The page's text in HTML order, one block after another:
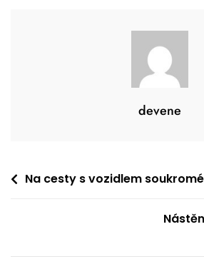
devene
Navigace
Na cesty s vozidlem